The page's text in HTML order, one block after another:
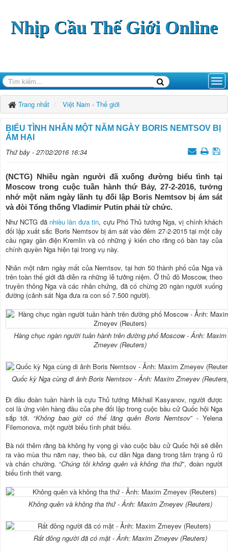
Nhịp Cầu Thế Giới Online
Trang nhất Việt Nam - Thế giới
BIỂU TÌNH NHÂN MỘT NĂM NGÀY BORIS NEMTSOV BỊ
ÁM HẠI
Thứ bảy - 27/02/2016 16:34
(NCTG) Nhiều ngàn người đã xuống đường biểu tình tại
Moscow trong cuộc tuần hành thứ Bảy, 27-2-2016, tưởng
nhớ một năm ngày lãnh tụ đối lập Boris Nemtsov bị ám sát
và đòi Tổng thống Vladimir Putin phải từ chức.
Như NCTG đã nhiều lần đưa tin, cựu Phó Thủ tướng Nga, vị chính khách
đối lập xuất sắc Boris Nemtsov bị ám sát vào đêm 27-2-2015 tại một cây
cầu ngay gần điện Kremlin và có những ý kiến cho rằng có bàn tay của
chính quyền Nga hiện tại trong vụ này.
Nhân một năm ngày mất của Nemtsov, tại hơn 50 thành phố của Nga và
trên toàn thế giới đã diễn ra những lễ tưởng niệm. Ở thủ đô Moscow, theo
truyền thông Nga và các nhân chứng, đã có chừng 20 ngàn người xuống
đường (cảnh sát Nga đưa ra con số 7.500 người).
Hàng chục ngàn người tuần hành trên đường phố Moscow - Ảnh: Maxim
Zmeyev (Reuters)
Quốc kỳ Nga cùng di ảnh Boris Nemtsov - Ảnh: Maxim Zmeyev
Đi đầu đoàn tuần hành là cựu Thủ tướng Mikhail Kasyanov, người được
coi là ứng viên hàng đầu của phe đối lập trong cuộc bầu cử Quốc hội Nga
sắp tới. “Không bao giờ có thể lãng quên Boris Nemtsov” - Yelena
Filemonova, một người biểu tình phát biểu.
Bà nói thêm rằng bà không hy vọng gì vào cuộc bầu cử Quốc hội sẽ diễn
ra vào mùa thu năm nay, theo bà, cư dân Nga đang trong tâm trạng ủ rũ
và chán chường. “Chúng tôi không quên và không tha thứ”, đoàn người
biểu tình thét vang.
Không quên và không tha thứ - Ảnh: Maxim Zmeyev (Reuters)
Rất đông người đã có mặt - Ảnh: Maxim Zmeyev (Reuters)